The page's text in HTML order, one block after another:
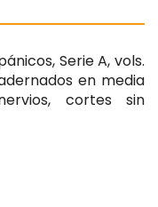
Serie A, vols.
en media
cortes sin